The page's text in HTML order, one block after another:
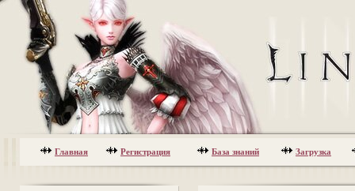
Главная Регистрация База знаний Загрузка